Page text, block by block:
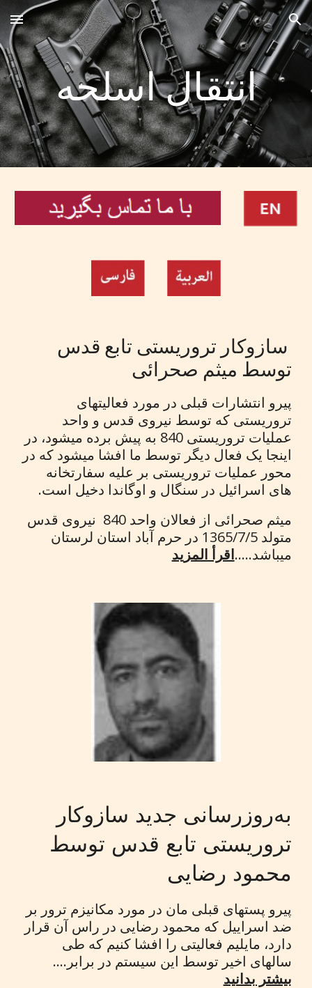
Skip to main content Skip to navigation
انتقال اسلحه
سازوکار تروریستی تابع قدس
توسط میثم صحرائی
پیرو انتشارات قبلی در مورد فعالیتهای
تروریستی که توسط نیروی قدس و واحد
عملیات تروریستی 840 به پیش برده میشود، در
اینجا یک فعال دیگر توسط ما افشا میشود که در
محور عملیات تروریستی بر علیه سفارتخانه
های اسرائیل در سنگال و اوگاندا دخیل است.
میثم صحرائی از فعالان واحد 840 نیروی قدس
متولد 1365/7/5 در حرم آباد استان لرستان
میباشد..... اقرأ المزيد
به‌روزرسانی جدید سازوکار
تروریستی تابع قدس توسط
محمود رضایی
ضد اسراییل که محمود رضایی در راس آن قرار
دارد، مایلیم فعالیتی را افشا کنیم که طی
سالهای اخیر توسط این سیستم در برابر....
بیشتر بدانید